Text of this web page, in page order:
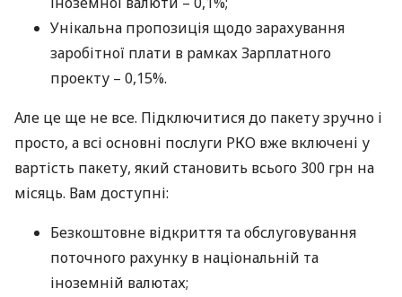
Унікальна пропозиція щодо зарахування
заробітної плати в рамках Зарплатного
проекту – 0,15%.
Але це ще не все. Підключитися до пакету зручно і
просто, а всі основні послуги РКО вже включені у
вартість пакету, який становить всього 300 грн на
місяць. Вам доступні:
Безкоштовне відкриття та обслуговування
поточного рахунку в національній та
іноземній валютах;